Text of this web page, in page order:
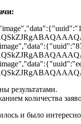
результатами.
количества
и было